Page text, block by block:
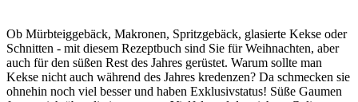
Ob Mürbteiggebäck, Makronen, Spritzgebäck, glasierte Kekse oder
Schnitten - mit diesem Rezeptbuch sind Sie für Weihnachten, aber
auch für den süßen Rest des Jahres gerüstet. Warum sollte man
Kekse nicht auch während des Jahres kredenzen? Da schmecken sie
ohnehin noch viel besser und haben Exklusivstatus! Süße Gaumen